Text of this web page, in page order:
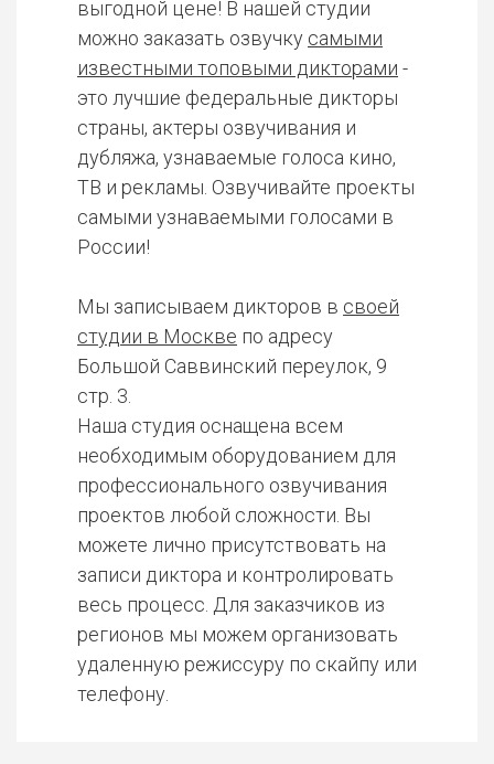
выгодной цене! В нашей студии
можно заказать озвучку самыми
известными топовыми дикторами -
это лучшие федеральные дикторы
страны, актеры озвучивания и
дубляжа, узнаваемые голоса кино,
ТВ и рекламы. Озвучивайте проекты
самыми узнаваемыми голосами в
России!
Мы записываем дикторов в своей
студии в Москве по адресу
Большой Саввинский переулок, 9
стр. 3.
Наша студия оснащена всем
необходимым оборудованием для
профессионального озвучивания
проектов любой сложности. Вы
можете лично присутствовать на
записи диктора и контролировать
весь процесс. Для заказчиков из
регионов мы можем организовать
удаленную режиссуру по скайпу или
телефону.